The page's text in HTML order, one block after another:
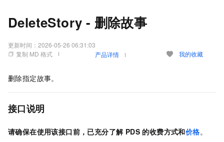
DeleteStory - 删除故事
更新时间： 2026-05-26 06:31:03
复制 MD 格式
产品详情 我的收藏
删除指定故事。
接口说明
请确保在使用该接口前，已充分了解 PDS 的收费方式和价格。